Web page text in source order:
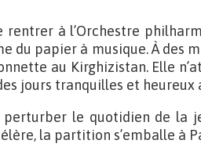
à l’Orchestre
du papier à musique. À des
au Kirghizistan. Elle
jours tranquilles et heureux
le quotidien de la
la partition s’emballe à